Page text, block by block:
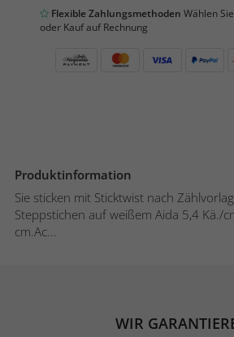
Flexible Zahlungsmethoden Wählen
oder Kauf auf Rechnung
Produktinformation
Sie sticken mit Sticktwist nach
Steppstichen auf weißem Aida 5,4 Kä./
cm.Ac...
WIR